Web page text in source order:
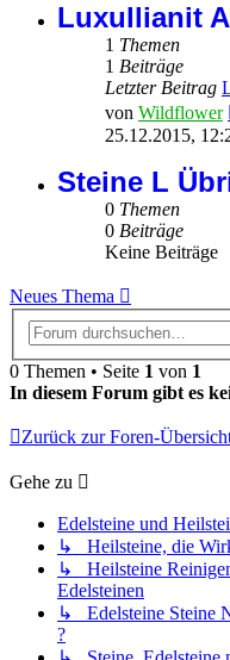
Luxullianit
1 Themen
1 Beiträge
Letzter Beitrag
von Wildflower
25.12.2015,
Steine L
0 Themen
0 Beiträge
Keine Beiträge
Neues Thema
0 Themen • Seite 1 von 1
In diesem Forum gibt es
Zurück zur Foren-
Gehe zu
Edelsteine und
↳ Heilsteine, die
↳ Heilsteine
Edelsteinen
↳ Edelsteine Steine
?